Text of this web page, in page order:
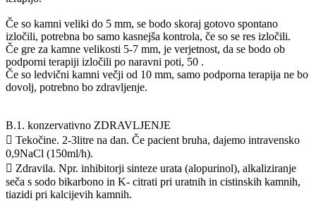
Če so kamni veliki do 5 mm, se bodo skoraj gotovo spontano
izločili, potrebna bo samo kasnejša kontrola, če so se res izločili.
Če gre za kamne velikosti 5-7 mm, je verjetnost, da se bodo ob
podporni terapiji izločili po naravni poti, 50 .
Če so ledvični kamni večji od 10 mm, samo podporna terapija ne bo
dovolj, potrebno bo zdravljenje.
B.1. konzervativno ZDRAVLJENJE
 Tekočine. 2-3litre na dan. Če pacient bruha, dajemo intravensko
0,9NaCl (150ml/h).
 Zdravila. Npr. inhibitorji sinteze urata (alopurinol), alkaliziranje
seča s sodo bikarbono in K- citrati pri uratnih in cistinskih kamnih,
tiazidi pri kalcijevih kamnih.